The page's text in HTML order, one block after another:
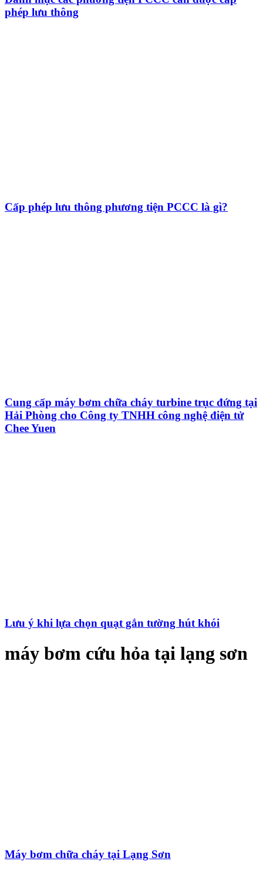
phép lưu thông
Cấp phép lưu thông phương tiện PCCC là gì?
Cung cấp máy bơm chữa cháy turbine trục đứng tại
Hải Phòng cho Công ty TNHH công nghệ điện tử
Chee Yuen
Lưu ý khi lựa chọn quạt gắn tường hút khói
máy bơm cứu hỏa tại lạng sơn
Máy bơm chữa cháy tại Lạng Sơn